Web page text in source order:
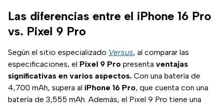
Las diferencias entre el iPhone 16 Pro
vs. Pixel 9 Pro
Según el sitio especializado Versus, al comparar las
especificaciones, el Pixel 9 Pro presenta ventajas
significativas en varios aspectos. Con una batería de
4,700 mAh, supera al iPhone 16 Pro, que cuenta con una
batería de 3,555 mAh. Además, el Pixel 9 Pro tiene una